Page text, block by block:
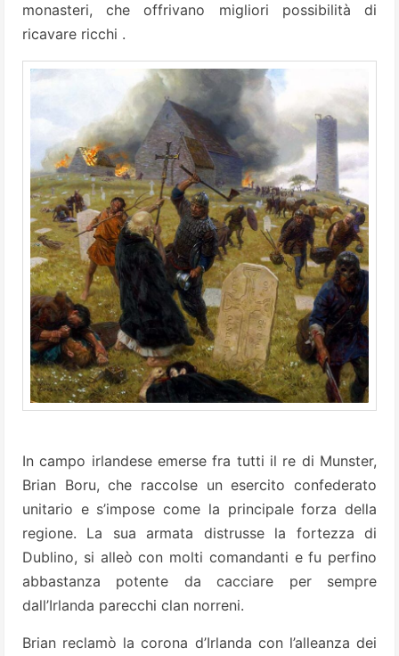
monasteri, che offrivano migliori possibilità di
ricavare ricchi .
In campo irlandese emerse fra tutti il re di Munster,
Brian Boru, che raccolse un esercito confederato
unitario e s’impose come la principale forza della
regione. La sua armata distrusse la fortezza di
Dublino, si alleò con molti comandanti e fu perfino
abbastanza potente da cacciare per sempre
dall’Irlanda parecchi clan norreni.
Brian reclamò la corona d’Irlanda con l’alleanza dei